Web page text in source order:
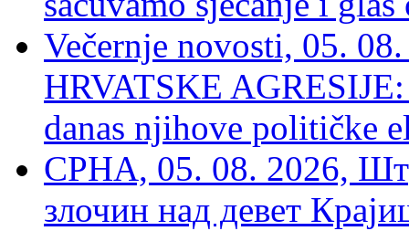
Večernje novosti, 05.
HRVATSKE
danas njihove političke
СРНА, 05. 08. 2026,
злочин над девет